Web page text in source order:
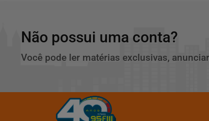
Não possui uma conta?
Você pode ler matérias exclusivas,